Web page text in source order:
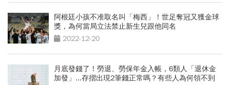
阿根廷小孩不准取名叫「梅西」！世足奪冠又獲金球
獎，為何當局立法禁止新生兒跟他同名
2022-12-20
月底發錢了！勞退、勞保年金入帳，6類人「退休金
加發」...存摺出現2筆錢正常嗎？有些人為何領不到